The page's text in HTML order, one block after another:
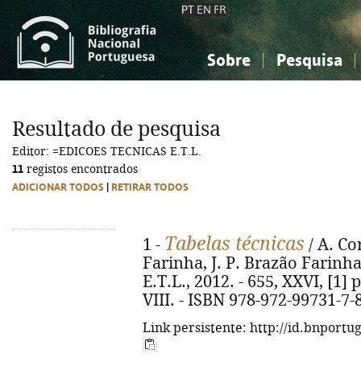
PT EN FR
Sobre Pesquisa
Ciências sociais...
Ciências sociais...
Resultado de pesquisa
Editor: =EDICOES TECNICAS E.T.L.
11 registos encontrados
ADICIONAR TODOS RETIRAR TODOS
1 - Tabelas técnicas / A.
Farinha, J. P. Brazão
E.T.L., 2012. - 655, XXVI,
VIII. - ISBN 978-972-99731-7-
Link persistente: http://